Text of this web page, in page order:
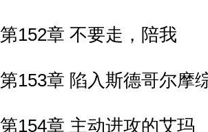
第152章 不要走，陪我
第153章 陷入斯德哥尔摩
第154章 主动进攻的艾玛